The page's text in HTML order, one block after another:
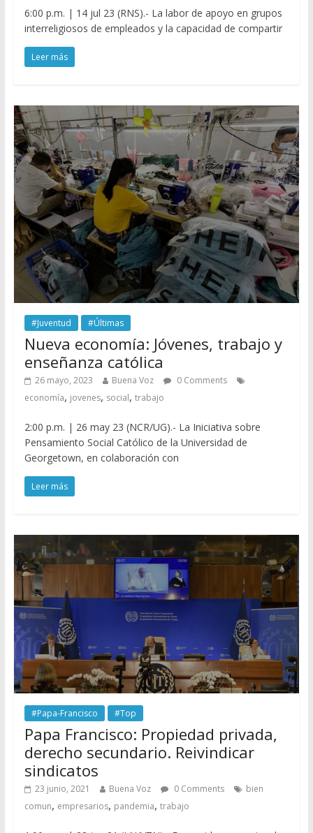
6:00 p.m. | 14 jul 23 (RNS).- La labor de apoyo en grupos
interreligiosos de empleados y la capacidad de compartir
Leer más
#Juventud #Últimas
Nueva economía: Jóvenes, trabajo y
enseñanza católica
26 mayo, 2023 Buena Voz
0 Comments
economía, jovenes, social, trabajo
2:00 p.m. | 26 may 23 (NCR/UG).- La Iniciativa sobre
Pensamiento Social Católico de la Universidad de
Georgetown, en colaboración con
Leer más
#Papa-Francisco #Top
Papa Francisco: Propiedad privada,
derecho secundario. Reivindicar
sindicatos
23 junio, 2021 Buena Voz 0 Comments
bien
comun, empresarios, pandemia, trabajo